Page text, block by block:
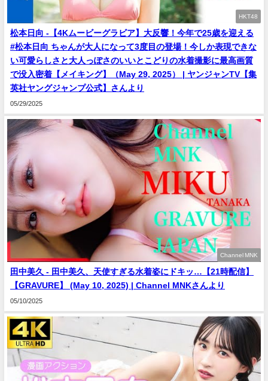
HKT48
松本日向 -【4Kムービーグラビア】大反響！今年で25歳を迎える
#松本日向 ちゃんが大人になって3度目の登場！今しか表現できな
い可愛らしさと大人っぽさのいいとこどりの水着撮影に最高画質
で没入密着【メイキング】（May 29, 2025） | ヤンジャンTV【集
英社ヤングジャンプ公式】さんより
05/29/2025
Channel MNK
田中美久 - 田中美久、天使すぎる水着姿にドキッ…【21時配信】
【GRAVURE】 (May 10, 2025) | Channel MNKさんより
05/10/2025